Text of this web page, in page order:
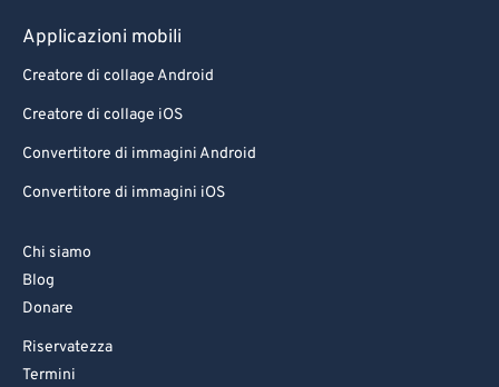
Applicazioni mobili
Creatore di collage Android
Creatore di collage iOS
Convertitore di immagini Android
Convertitore di immagini iOS
Chi siamo
Blog
Donare
Riservatezza
Termini